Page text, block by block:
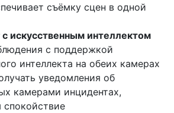
съёмку сцен в одной
искусственным интеллектом
с поддержкой
интеллекта на обеих камерах
уведомления об
камерами инцидентах,
спокойствие